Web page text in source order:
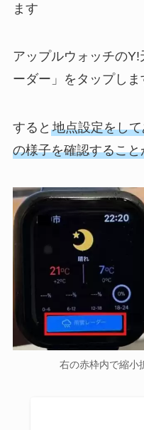
ます
アップルウォッチの
ーダー」をタップしま
すると 地点設定をし
の様子を確認するこ
右の赤枠内で縮小